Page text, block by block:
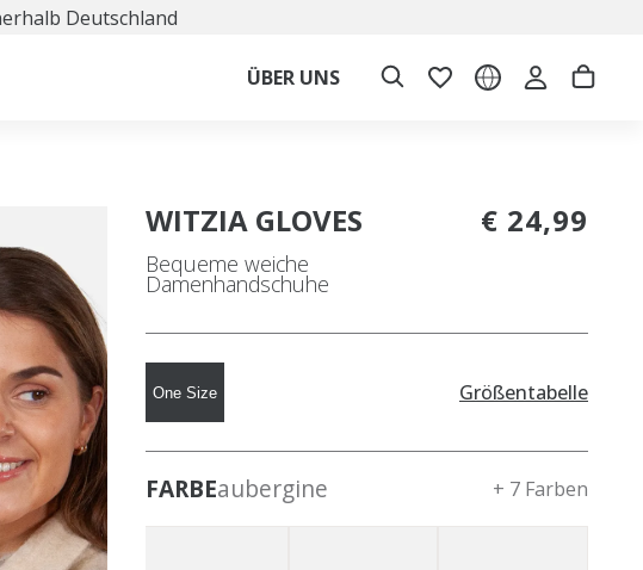
Deutschland
ÜBER UNS
WITZIA GLOVES
Bequeme weiche
Damenhandschuhe
€ 24,99
One Size Größentabelle
FARBEaubergine + 7 Farben